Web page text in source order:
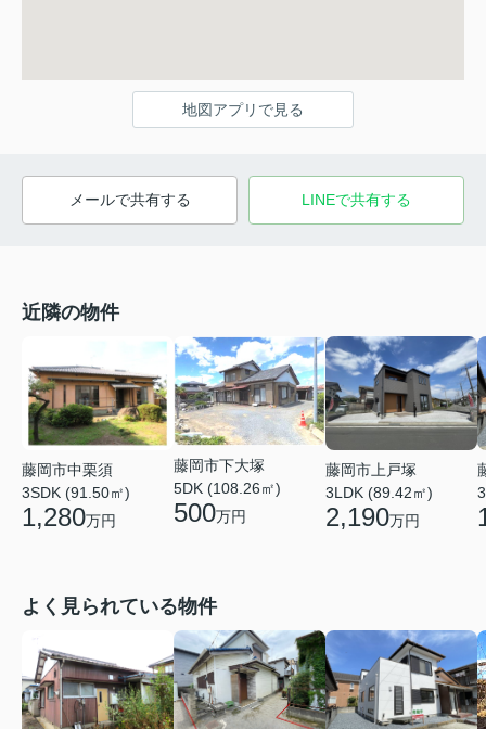
地図アプリで見る
メールで共有する LINEで共有する
近隣の物件
藤岡市中栗須
3SDK (91.50㎡)
1,280万円
藤岡市下大塚
5DK (108.26㎡)
500万円
藤岡市上戸塚
3LDK (89.42㎡)
2,190万円
よく見られている物件